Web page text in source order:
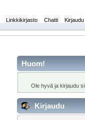
Linkkikirjasto Chatti Kirjaudu
Huom!
Ole hyvä ja kirjaudu
Kirjaudu